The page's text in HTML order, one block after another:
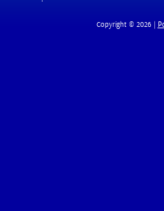
Copyright © 2026 |